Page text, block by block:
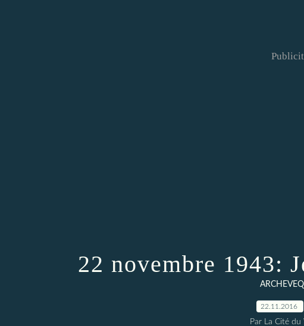
22 novembre 1943:
22.11.2016
Par La Cité du